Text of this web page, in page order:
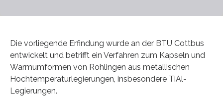
Die vorliegende Erfindung wurde an der BTU Cottbus
entwickelt und betrifft ein Verfahren zum Kapseln und
Warmumformen von Rohlingen aus metallischen
Hochtemperaturlegierungen, insbesondere TiAl-
Legierungen.